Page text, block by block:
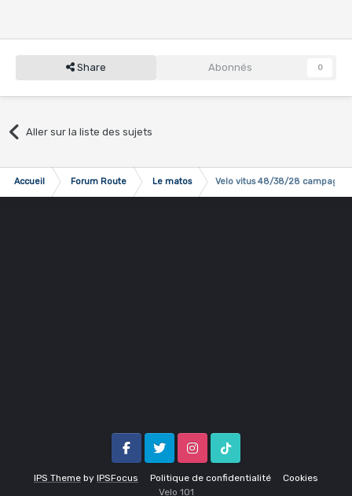
Share Abonnés 0
Aller sur la liste des sujets
Accueil Forum Route Le matos Velo vitus 48/38/28
IPS Theme by IPSFocus Politique de confidentialité Cookies
FacebookTwitter InstagramTik Tok
Velo 1O1